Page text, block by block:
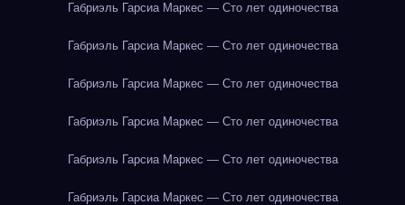
Габриэль Гарсиа Маркес — Сто лет одиночества
Габриэль Гарсиа Маркес — Сто лет одиночества
Габриэль Гарсиа Маркес — Сто лет одиночества
Габриэль Гарсиа Маркес — Сто лет одиночества
Габриэль Гарсиа Маркес — Сто лет одиночества
Габриэль Гарсиа Маркес — Сто лет одиночества